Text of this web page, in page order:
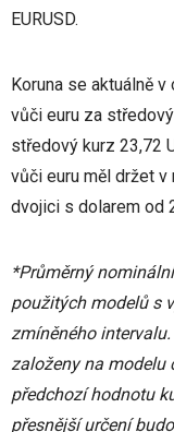
EURUSD.
Koruna se aktuálně
vůči euru za
středový kurz 23,72
vůči euru měl držet v
dvojici s dolarem od
*Průměrný
použitých modelů s
zmíněného
založeny na modelu
předchozí hodnotu
přesnější určení